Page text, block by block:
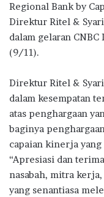
o
k
p
p
Regional Bank by
Direktur Ritel &
dalam gelaran
(9/11).
Direktur Ritel &
dalam kesempatan
atas penghargaan
baginya
capaian kinerja
“Apresiasi dan
nasabah, mitra
yang senantiasa